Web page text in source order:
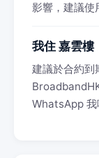
影響，建議使
我住 嘉雲樓
建議於合約到
WhatsApp 我